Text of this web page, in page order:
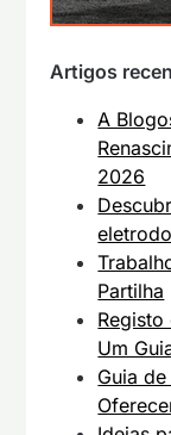
Artigos
A
2026
Partilha
Registo
Um
Guia